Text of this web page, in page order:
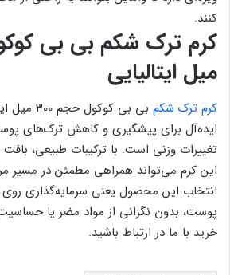
کنند.
میل ایتالیایی
کرم ترک شکم
بی بی
ایده‌آل برای پیشگیری و کاهش ترک‌های
تغییرات وزنی است. با ترکیبات طبیعی،
این کرم می‌تواند همراهی مطمئن در مسیر
انتخاب این محصول یعنی سرمایه‌گذاری روی
پوست، بدون نگرانی از مواد مضر یا
خرید با ما در ارتباط باشید.